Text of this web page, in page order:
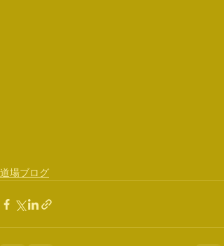
道場ブログ